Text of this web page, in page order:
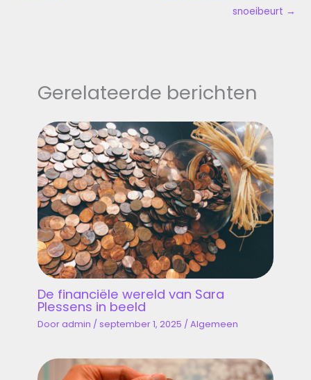
snoeibeurt →
Gerelateerde berichten
De financiële wereld van Sara
Plessens in beeld
Dooradmin /september 1, 2025 /Algemeen